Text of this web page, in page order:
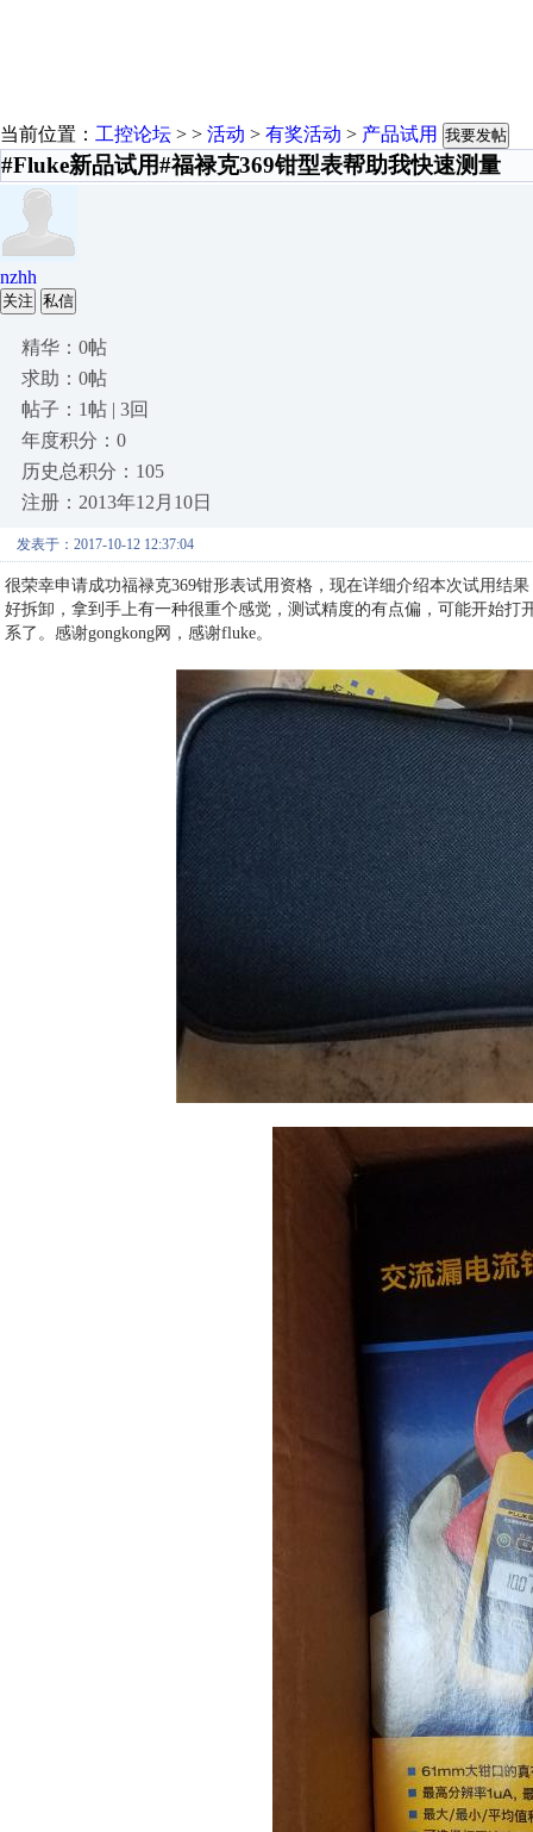
当前位置： 工控论坛 > > 活动 > 有奖活动 > 产品试用 我要发帖
#Fluke新品试用#福禄克369钳型表帮助我快速测量
nzhh
关注 私信
精华：0帖
求助：0帖
帖子：1帖 | 3回
年度积分：0
历史总积分：105
注册：2013年12月10日
发表于：2017-10-12 12:37:04
很荣幸申请成功福禄克369钳形表试用资格，现在详细介绍本次试用结
好拆卸，拿到手上有一种很重个感觉，测试精度的有点偏，可能开始
系了。感谢gongkong网，感谢fluke。